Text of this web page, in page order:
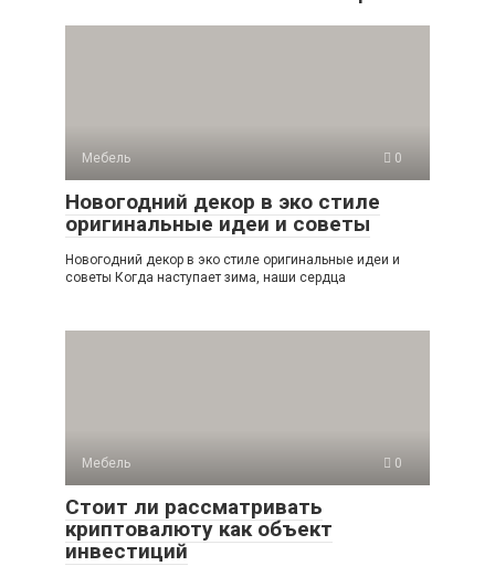
Мебель 0
Новогодний декор в эко стиле
оригинальные идеи и советы
Новогодний декор в эко стиле оригинальные идеи и
советы Когда наступает зима, наши сердца
Мебель 0
Стоит ли рассматривать
криптовалюту как объект
инвестиций